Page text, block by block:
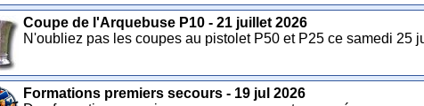
Coupe de l'Arquebuse P10 - 21 juillet 2026
N'oubliez pas les coupes au pistolet P50 et P25 ce samedi 25
Formations premiers secours - 19 jul 2026